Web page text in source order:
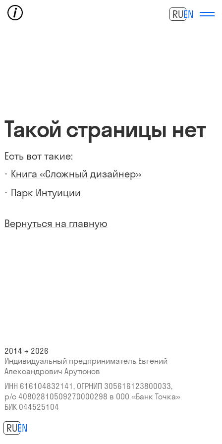
RUEN
Такой страницы нет
Есть вот такие:
Книга «Сложный дизайнер»
Парк Интуиции
Вернуться на главную
2014 → 2026
Индивидуальный предприниматель Евгений
Александрович Арутюнов
ИНН 616104832141, ОГРНИП 305616123800033,
р/с 40802810509270000298 в ООО «Банк Точка»
БИК 044525104
RUEN